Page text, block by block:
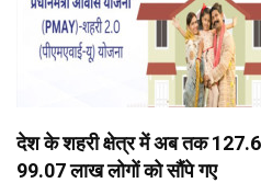
देश के शहरी क्षेत्र में अब तक
99.07 लाख लोगों को सौंपे गए